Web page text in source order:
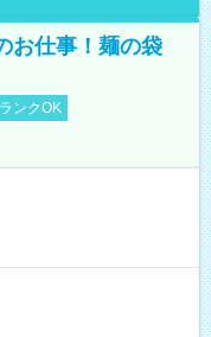
お仕事！麺の袋
ンクOK